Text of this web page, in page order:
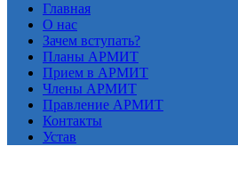
Главная
О нас
Зачем вступать?
Планы АРМИТ
Прием в АРМИТ
Члены АРМИТ
Правление АРМИТ
Контакты
Устав